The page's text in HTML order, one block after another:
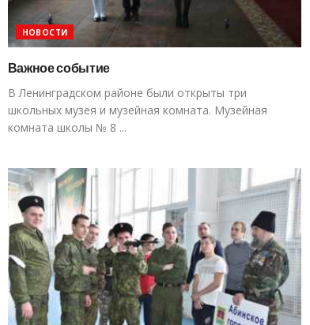
НОВОСТИ
Важное событие
В Ленинградском районе были открыты три
школьных музея и музейная комната. Музейная
комната школы № 8 ...